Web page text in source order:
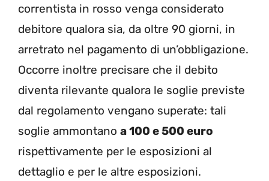
correntista in rosso venga considerato
debitore qualora sia, da oltre 90 giorni, in
arretrato nel pagamento di un’obbligazione.
Occorre inoltre precisare che il debito
diventa rilevante qualora le soglie previste
dal regolamento vengano superate: tali
soglie ammontano a 100 e 500 euro
rispettivamente per le esposizioni al
dettaglio e per le altre esposizioni.